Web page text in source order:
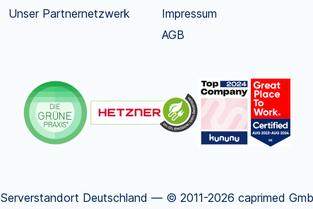
Unser Partnernetzwerk
Impressum
AGB
Serverstandort Deutschland — © 2011-2026 caprimed